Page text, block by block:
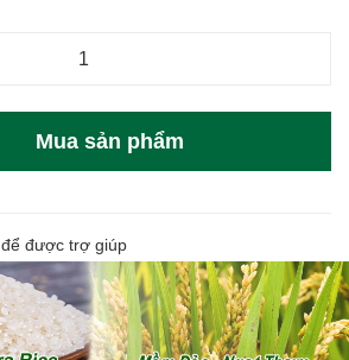
Mua sản phẩm
để được trợ giúp